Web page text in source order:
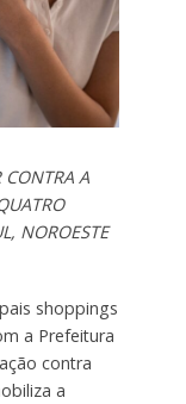
CONTRA A
NOROESTE
shoppings
a Prefeitura
contra
a